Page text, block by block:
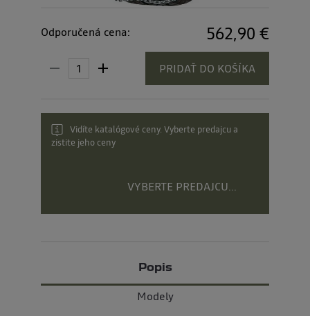
Odporučená cena: 562,90 €
PRIDAŤ DO KOŠÍKA
Vidíte katalógové ceny. Vyberte predajcu a
zistite jeho ceny
VYBERTE PREDAJCU...
Popis
Modely